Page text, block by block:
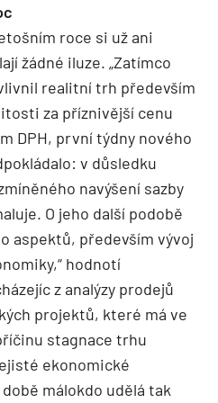
roce si už ani
žádné iluze. „Zatímco
realitní trh především
za příznivější cenu
DPH, první týdny nového
v důsledku
navýšení sazby
O jeho další podobě
aspektů, především vývoj
hodnotí
z analýzy prodejů
projektů, které má ve
stagnace trhu
ekonomické
málokdo udělá tak